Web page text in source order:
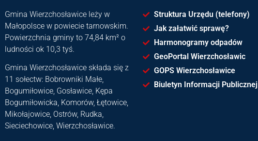
Gmina Wierzchosławice leży w
Małopolsce w powiecie tarnowskim.
Powierzchnia gminy to 74,84 km² o
ludności ok 10,3 tyś.
Gmina Wierzchosławice składa się z
11 sołectw: Bobrowniki Małe,
Bogumiłowice, Gosławice, Kępa
Bogumiłowicka, Komorów, Łętowice,
Mikołajowice, Ostrów, Rudka,
Sieciechowice, Wierzchosławice.
Struktura Urzędu (telefony)
Jak załatwić sprawę?
Harmonogramy odpadów
GeoPortal Wierzchosławic
GOPS Wierzchosławice
Biuletyn Informacji Publicznej